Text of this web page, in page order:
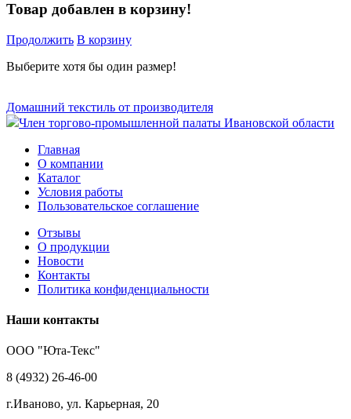
Товар добавлен в корзину!
Продолжить В корзину
Выберите хотя бы один размер!
Домашний текстиль от производителя
Член торгово-промышленной палаты Ивановской области
Главная
О компании
Каталог
Условия работы
Пользовательское соглашение
Отзывы
О продукции
Новости
Контакты
Политика конфиденциальности
Наши контакты
ООО "Юта-Текс"
8 (4932) 26-46-00
г.Иваново, ул. Карьерная, 20